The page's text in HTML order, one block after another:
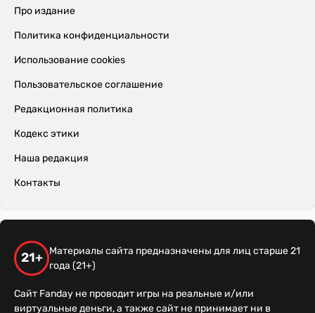
Про издание
Политика конфиденциальности
Использование cookies
Пользовательское соглашение
Редакционная политика
Кодекс этики
Наша редакция
Контакты
21+
Материалы сайта предназначены для лиц старше 21
года (21+)
Сайт Fanday не проводит игры на реальные и/или
виртуальные деньги, а также сайт не принимает ни в